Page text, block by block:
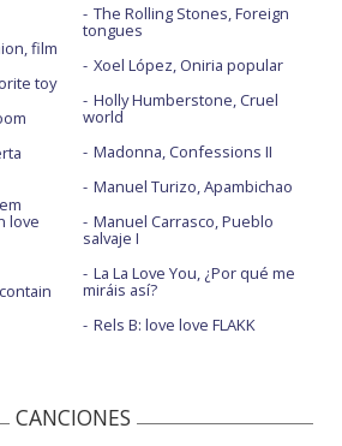
film
toy
love
The Rolling Stones, Foreign
tongues
Xoel López, Oniria popular
Holly Humberstone, Cruel
world
Madonna, Confessions II
Manuel Turizo, Apambichao
Manuel Carrasco, Pueblo
salvaje I
La La Love You, ¿Por qué me
miráis así?
Rels B: love love FLAKK
CANCIONES